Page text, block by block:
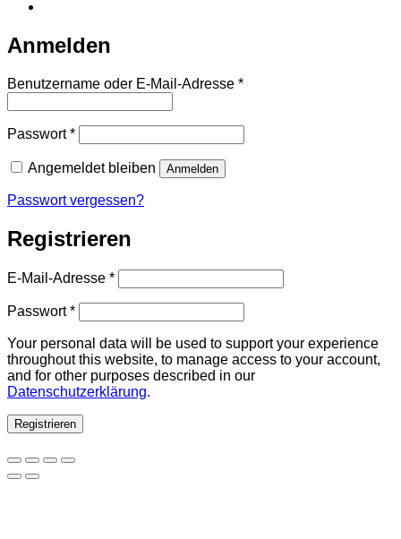
Anmelden
Benutzername oder E-Mail-Adresse *Erforderlich
Passwort*Erforderlich
Angemeldet bleiben Anmelden
Passwort vergessen?
Registrieren
E-Mail-Adresse *Erforderlich
Passwort*Erforderlich
Your personal data will be used to support your experience
throughout this website, to manage access to your account,
and for other purposes described in our
Datenschutzerklärung.
Registrieren